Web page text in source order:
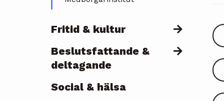
Fritid & kultur
Beslutsfattande &
deltagande
Social & hälsa